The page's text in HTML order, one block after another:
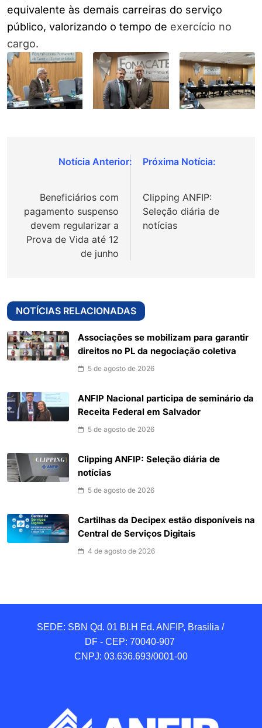
equivalente às demais carreiras do serviço
público, valorizando o tempo de exercício no
cargo.
Navegação
Post
Beneficiários com
pagamento suspenso
devem regularizar a
Prova de Vida até 12
de junho
Clipping ANFIP:
Seleção diária de
notícias
NOTÍCIAS RELACIONADAS
Associações se mobilizam para garantir
direitos no PL da negociação coletiva
5 de agosto de 2026
ANFIP Nacional participa de seminário da
Receita Federal em Salvador
5 de agosto de 2026
Clipping ANFIP: Seleção diária de
notícias
5 de agosto de 2026
Cartilhas da Decipex estão disponíveis na
Central de Serviços Digitais
4 de agosto de 2026
SEDE: SBN Qd. 01 BI.H Ed. ANFIP, Brasilia /
DF - CEP: 70040-907
CNPJ: 03.636.693/0001-00